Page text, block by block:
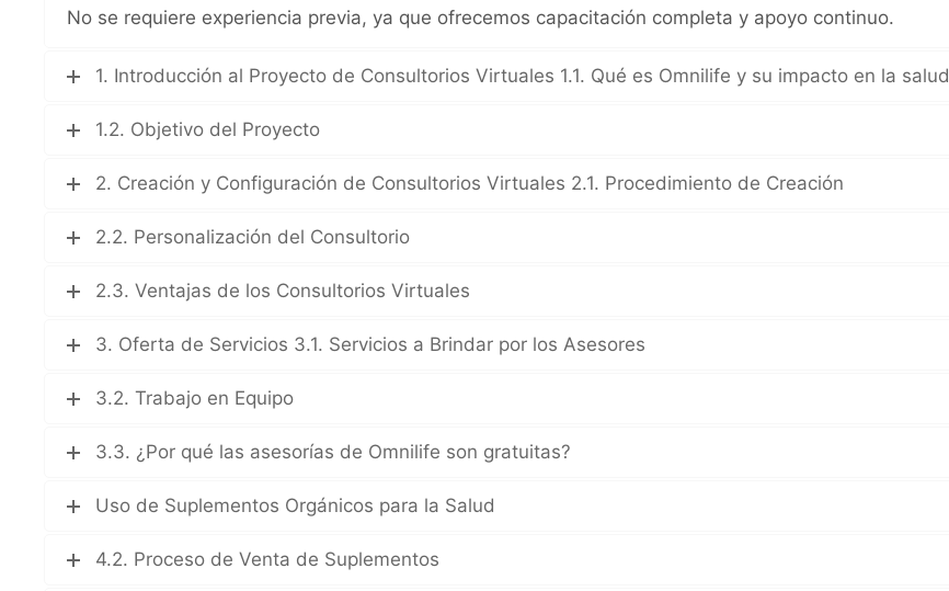
No se requiere experiencia previa, ya que ofrecemos capacitación completa y apoyo continuo.
1. Introducción al Proyecto de Consultorios Virtuales 1.1. Qué es Omnilife y su impacto en la salud
1.2. Objetivo del Proyecto
2. Creación y Configuración de Consultorios Virtuales 2.1. Procedimiento de Creación
2.2. Personalización del Consultorio
2.3. Ventajas de los Consultorios Virtuales
3. Oferta de Servicios 3.1. Servicios a Brindar por los Asesores
3.2. Trabajo en Equipo
3.3. ¿Por qué las asesorías de Omnilife son gratuitas?
Uso de Suplementos Orgánicos para la Salud
4.2. Proceso de Venta de Suplementos